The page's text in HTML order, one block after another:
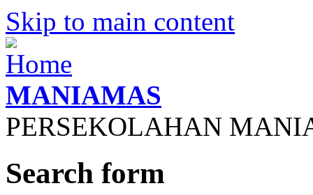
Skip to main content
MANIAMAS
PERSEKOLAHAN
Search form